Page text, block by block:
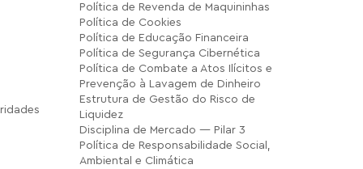
Política de Revenda de Maquininhas
Política de Cookies
Política de Educação Financeira
Política de Segurança Cibernética
Política de Combate a Atos Ilícitos e
Prevenção à Lavagem de Dinheiro
Estrutura de Gestão do Risco de
Liquidez
Disciplina de Mercado — Pilar 3
Política de Responsabilidade Social,
Ambiental e Climática